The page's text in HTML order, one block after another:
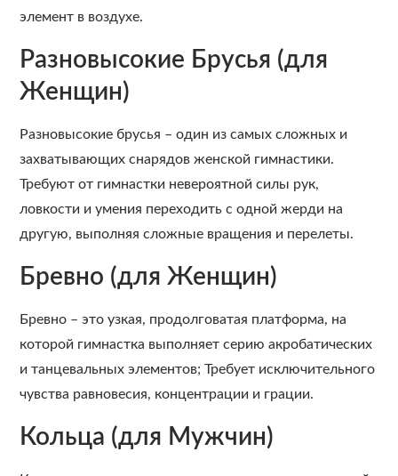
элемент в воздухе.
Разновысокие Брусья (для
Женщин)
Разновысокие брусья – один из самых сложных и
захватывающих снарядов женской гимнастики.
Требуют от гимнастки невероятной силы рук,
ловкости и умения переходить с одной жерди на
другую, выполняя сложные вращения и перелеты.
Бревно (для Женщин)
Бревно – это узкая, продолговатая платформа, на
которой гимнастка выполняет серию акробатических
и танцевальных элементов; Требует исключительного
чувства равновесия, концентрации и грации.
Кольца (для Мужчин)